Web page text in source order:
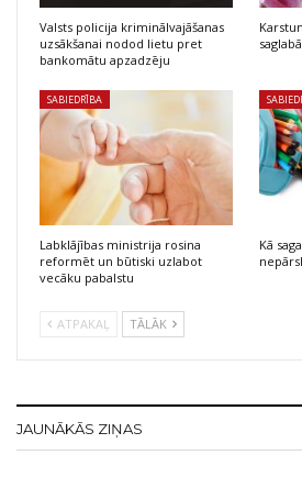
Valsts policija kriminālvajāšanas
uzsākšanai nodod lietu pret
bankomātu apzadzēju
SABIEDRĪBA
Labklājības ministrija rosina
reformēt un būtiski uzlabot
vecāku pabalstu
Kā
ATPAKAĻ TĀLĀK
JAUNĀKĀS ZIŅAS